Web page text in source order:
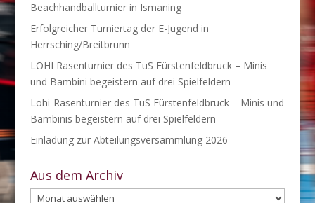
Beachhandballturnier in Ismaning
Erfolgreicher Turniertag der E-Jugend in
Herrsching/Breitbrunn
LOHI Rasenturnier des TuS Fürstenfeldbruck – Minis
und Bambini begeistern auf drei Spielfeldern
Lohi-Rasenturnier des TuS Fürstenfeldbruck – Minis und
Bambinis begeistern auf drei Spielfeldern
Einladung zur Abteilungsversammlung 2026
Aus dem Archiv
Aus